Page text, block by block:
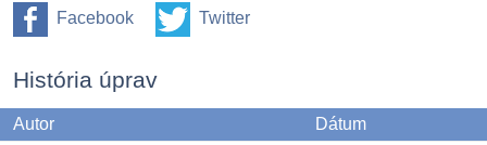
Facebook Twitter
História úprav
Autor
Dátum